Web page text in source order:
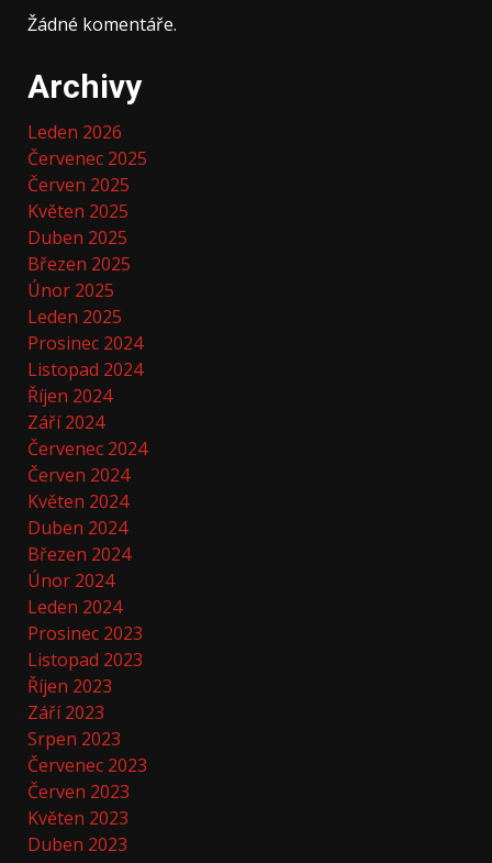
Žádné komentáře.
Archivy
Leden 2026
Červenec 2025
Červen 2025
Květen 2025
Duben 2025
Březen 2025
Únor 2025
Leden 2025
Prosinec 2024
Listopad 2024
Říjen 2024
Září 2024
Červenec 2024
Červen 2024
Květen 2024
Duben 2024
Březen 2024
Únor 2024
Leden 2024
Prosinec 2023
Listopad 2023
Říjen 2023
Září 2023
Srpen 2023
Červenec 2023
Červen 2023
Květen 2023
Duben 2023